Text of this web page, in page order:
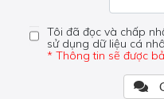
Tôi đã đọc và chấp
sử dụng dữ liệu cá
* Thông tin sẽ được